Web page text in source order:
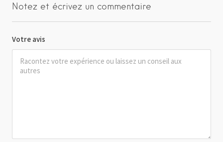
Notez et écrivez un commentaire
Votre avis